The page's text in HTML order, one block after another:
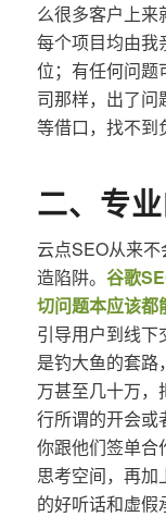
么很多客户上来
每个项目均由我
位；有任何问题
司那样，出了问
等借口，找不到
二、专
云点SEO从来不
造陷阱。 谷歌
切问题本应该都
引导用户到线下
是钓大鱼的套路
万甚至几十万，
行所谓的开会或
你跟他们签单合
思考空间，再加
的好听话和虚假